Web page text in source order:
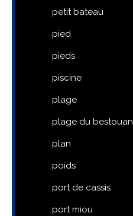
petit bateau
pied
pieds
piscine
plage
plage du bestouan
plan
poids
port de cassis
port miou